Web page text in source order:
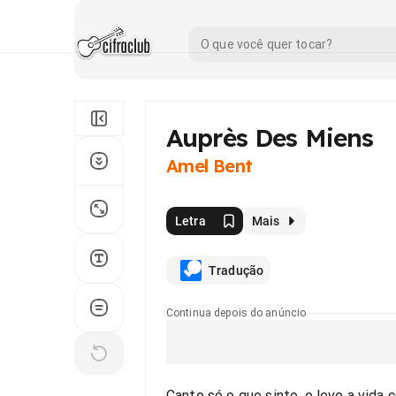
Auprès Des Miens
Amel Bent
Letra Mais
Tradução
Continua depois do anúncio